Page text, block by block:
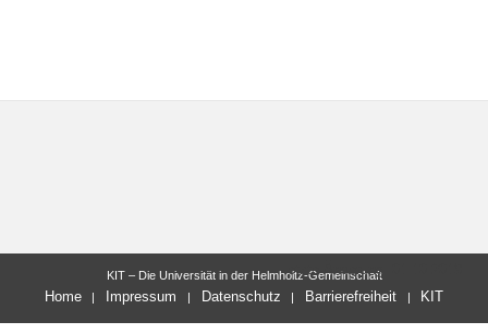
letzte Änderung: 01.10.2019
KIT – Die Universität in der Helmholtz-Gemeinschaft
Home Impressum Datenschutz Barrierefreiheit KIT